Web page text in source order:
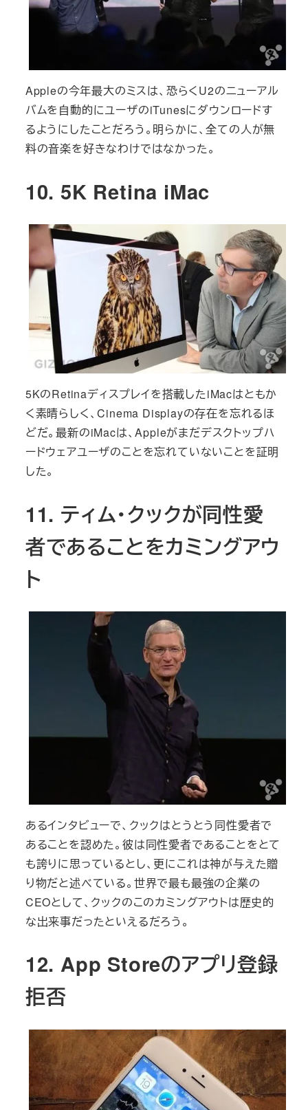
Appleの今年最大のミスは、恐らくU2のニューアル
バムを自動的にユーザのiTunesにダウンロードす
るようにしたことだろう。明らかに、全ての人が無
料の音楽を好きなわけではなかった。
10. 5K Retina iMac
5KのRetinaディスプレイを搭載したiMacはともか
く素晴らしく、Cinema Displayの存在を忘れるほ
どだ。最新のiMacは、Appleがまだデスクトップハ
ードウェアユーザのことを忘れていないことを証明
した。
11. ティム・クックが同性愛
者であることをカミングアウ
ト
あるインタビューで、クックはとうとう同性愛者で
あることを認めた。彼は同性愛者であることをとて
も誇りに思っているとし、更にこれは神が与えた贈
り物だと述べている。世界で最も最強の企業の
CEOとして、クックのこのカミングアウトは歴史的
な出来事だったといえるだろう。
12. App Storeのアプリ登録
拒否